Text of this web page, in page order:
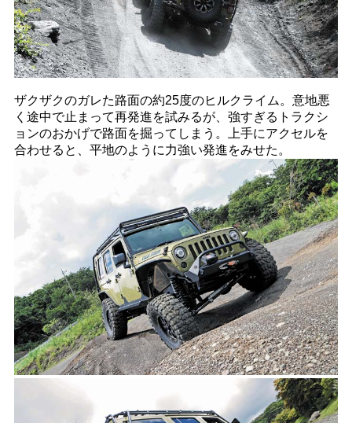
ザクザクのガレた路面の約25度のヒルクライム。意地悪
く途中で止まって再発進を試みるが、強すぎるトラクシ
ョンのおかげで路面を掘ってしまう。上手にアクセルを
合わせると、平地のように力強い発進をみせた。